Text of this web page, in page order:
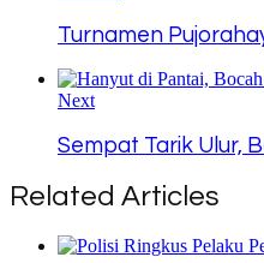
Turnamen
Next
Sempat Tarik Ulur,
Related Articles